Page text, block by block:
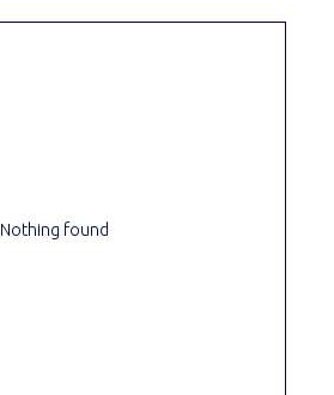
Nothing found